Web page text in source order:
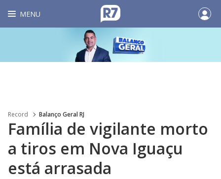
MENU
Record Balanço Geral RJ
Família de vigilante morto
a tiros em Nova Iguaçu
está arrasada